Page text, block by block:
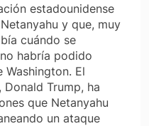
estadounidense
y que, muy
cuándo se
habría podido
El
Trump, ha
que Netanyahu
un ataque